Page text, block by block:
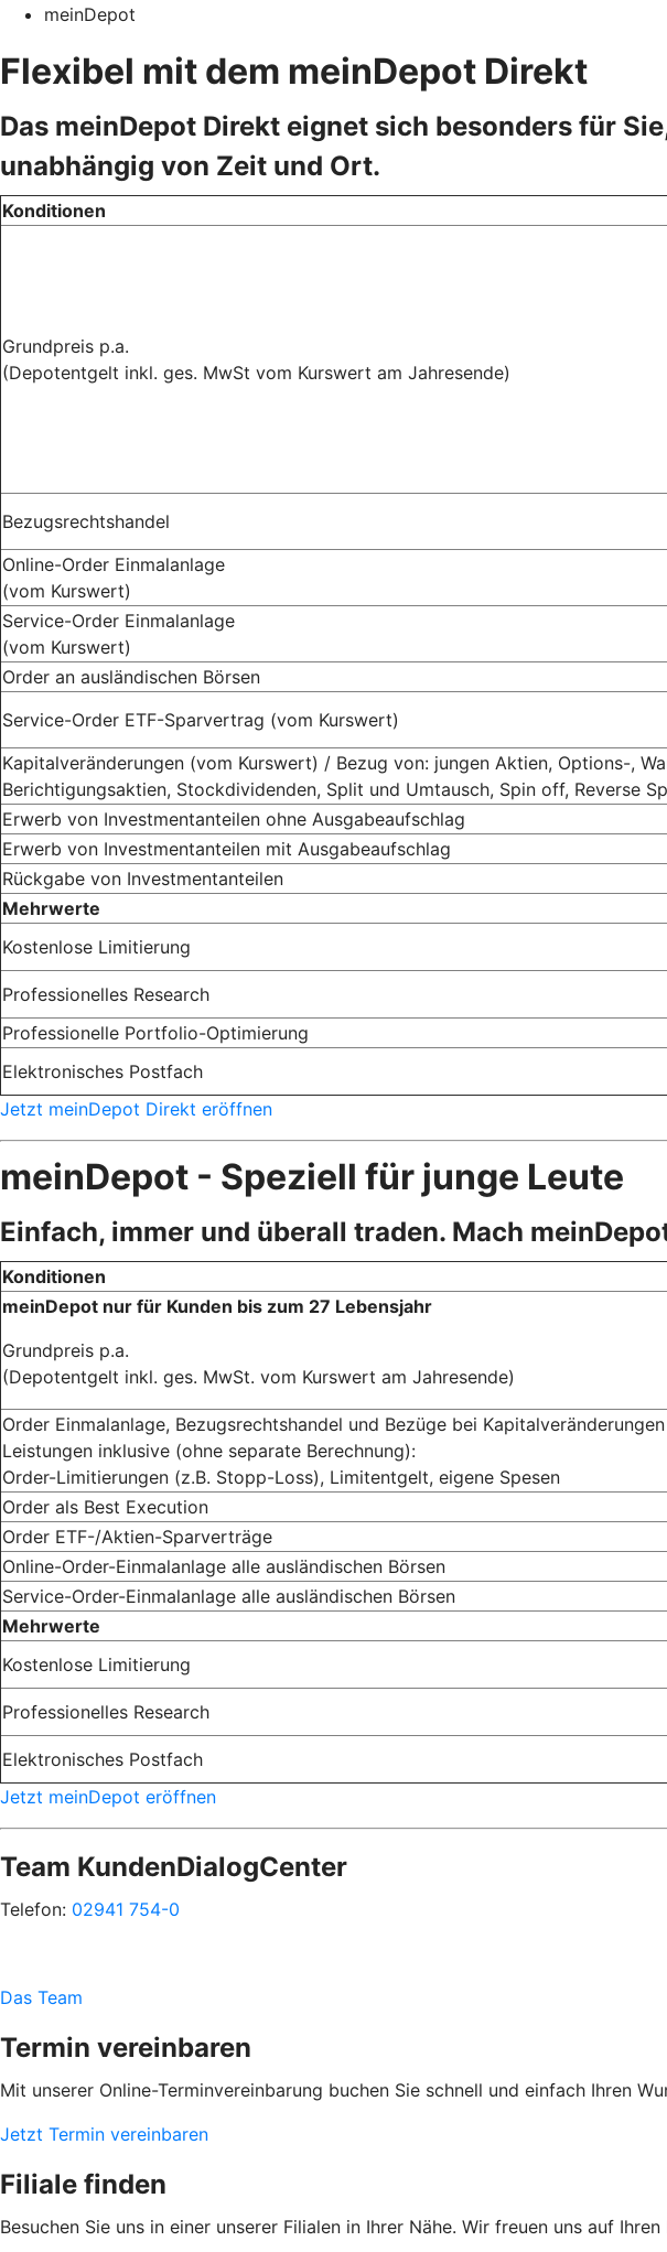
meinDepot
Flexibel mit dem meinDepot Direkt
Das meinDepot Direkt eignet sich besonders für
unabhängig von Zeit und Ort.
Konditionen
Grundpreis p.a.
(Depotentgelt inkl. ges. MwSt vom Kurswert am Jahresende)
Bezugsrechtshandel
Online-Order Einmalanlage
(vom Kurswert)
Service-Order Einmalanlage
(vom Kurswert)
Order an ausländischen Börsen
Service-Order ETF-Sparvertrag (vom Kurswert)
Kapitalveränderungen (vom Kurswert) / Bezug von: jungen Aktien, Options-,
Berichtigungsaktien, Stockdividenden, Split und Umtausch, Spin off, Reverse
Erwerb von Investmentanteilen ohne Ausgabeaufschlag
Erwerb von Investmentanteilen mit Ausgabeaufschlag
Rückgabe von Investmentanteilen
Mehrwerte
Kostenlose Limitierung
Professionelles Research
Professionelle Portfolio-Optimierung
Elektronisches Postfach
Jetzt meinDepot Direkt eröffnen
meinDepot - Speziell für junge Leute
Einfach, immer und überall traden. Mach
Konditionen
meinDepot nur für Kunden bis zum 27 Lebensjahr
Grundpreis p.a.
(Depotentgelt inkl. ges. MwSt. vom Kurswert am Jahresende)
Order Einmalanlage, Bezugsrechtshandel und Bezüge bei
Leistungen inklusive (ohne separate Berechnung):
Order-Limitierungen (z.B. Stopp-Loss), Limitentgelt, eigene Spesen
Order als Best Execution
Order ETF-/Aktien-Sparverträge
Online-Order-Einmalanlage alle ausländischen Börsen
Service-Order-Einmalanlage alle ausländischen Börsen
Mehrwerte
Kostenlose Limitierung
Professionelles Research
Elektronisches Postfach
Jetzt meinDepot eröffnen
Team KundenDialogCenter
Telefon: 02941 754-0
Das Team
Termin vereinbaren
Mit unserer Online-Terminvereinbarung buchen Sie schnell und einfach Ihren
Jetzt Termin vereinbaren
Filiale finden
Besuchen Sie uns in einer unserer Filialen in Ihrer Nähe. Wir freuen uns auf Ihren